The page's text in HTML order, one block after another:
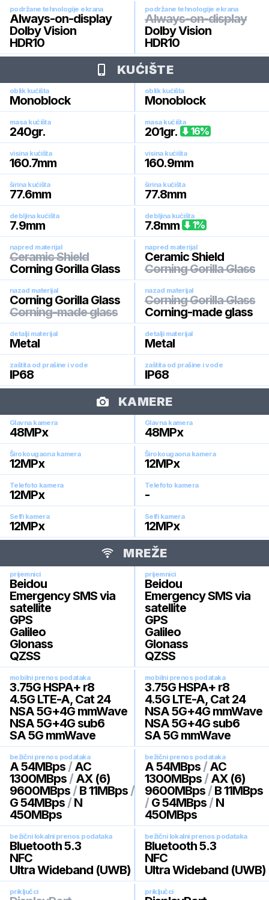
podržane tehnologije ekrana
Always-on-display
Dolby Vision
HDR10
podržane tehnologije ekrana
Always-on-display
Dolby Vision
HDR10
KUĆIŠTE
oblik kućišta
Monoblock
oblik kućišta
Monoblock
masa kućišta
240gr.
masa kućišta
201gr. 16%
visina kućišta
160.7mm
visina kućišta
160.9mm
širina kućišta
77.6mm
širina kućišta
77.8mm
debljina kućišta
7.9mm
debljina kućišta
7.8mm 1%
napred materijal
Ceramic Shield
Corning Gorilla Glass
napred materijal
Ceramic Shield
Corning Gorilla Glass
nazad materijal
Corning Gorilla Glass
Corning-made glass
nazad materijal
Corning Gorilla Glass
Corning-made glass
detalji materijal
Metal
detalji materijal
Metal
zaštita od prašine i vode
IP68
zaštita od prašine i vode
IP68
KAMERE
Glavna kamera
48MPx
Glavna kamera
48MPx
Širokougaona kamera
12MPx
Širokougaona kamera
12MPx
Telefoto kamera
12MPx
Telefoto kamera
-
Selfi kamera
12MPx
Selfi kamera
12MPx
MREŽE
prijemnici
Beidou
Emergency SMS via
satellite
GPS
Galileo
Glonass
QZSS
prijemnici
Beidou
Emergency SMS via
satellite
GPS
Galileo
Glonass
QZSS
mobilni prenos podataka
3.75G HSPA+ r8
4.5G LTE-A, Cat 24
NSA 5G+4G mmWave
NSA 5G+4G sub6
SA 5G mmWave
mobilni prenos podataka
3.75G HSPA+ r8
4.5G LTE-A, Cat 24
NSA 5G+4G mmWave
NSA 5G+4G sub6
SA 5G mmWave
bežični prenos podataka
A 54MBps / AC
1300MBps / AX (6)
9600MBps / B 11MBps /
G 54MBps / N
450MBps
bežični prenos podataka
A 54MBps / AC
1300MBps / AX (6)
9600MBps / B 11MBps
/ G 54MBps / N
450MBps
bežični lokalni prenos podataka
Bluetooth 5.3
NFC
Ultra Wideband (UWB)
bežični lokalni prenos podataka
Bluetooth 5.3
NFC
Ultra Wideband (UWB)
priključci priključci